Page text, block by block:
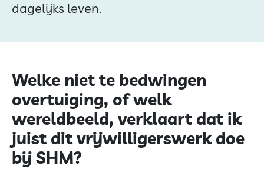
dagelijks leven.
Welke niet te bedwingen
overtuiging, of welk
wereldbeeld, verklaart dat ik
juist dit vrijwilligerswerk doe
bij SHM?